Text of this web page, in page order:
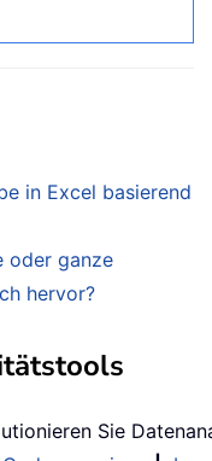
in Excel basierend
oder ganze
hervor?
Sie